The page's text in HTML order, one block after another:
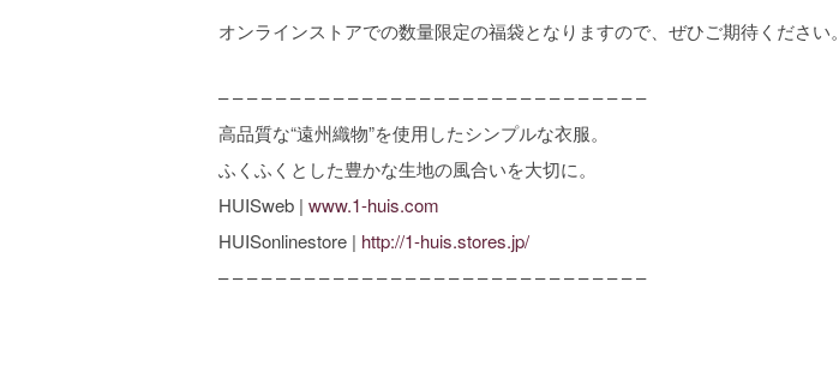
オンラインストアでの数量限定の福袋となりますので、ぜひご期待ください。
– – – – – – – – – – – – – – – – – – – – – – – – – – – – – –
高品質な“遠州織物”を使用したシンプルな衣服。
ふくふくとした豊かな生地の風合いを大切に。
HUISweb | www.1-huis.com
HUISonlinestore | http://1-huis.stores.jp/
– – – – – – – – – – – – – – – – – – – – – – – – – – – – – –